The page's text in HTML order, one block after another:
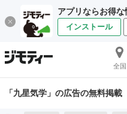
アプリならお得な
インストール
全国
「九星気学」の広告の無料掲載